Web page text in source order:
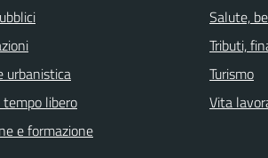
urbanistica
libero
e formazione
Salute,
Tributi,
Turismo
Vita